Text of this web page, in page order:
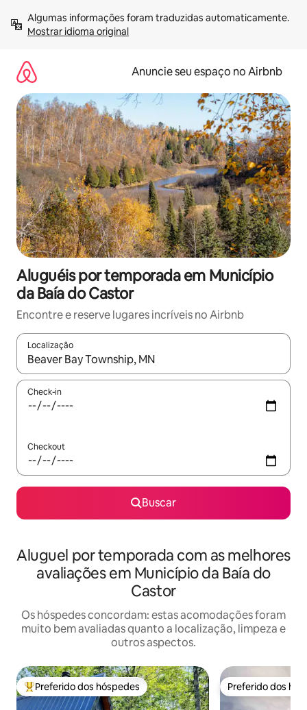
para
Mostrar idioma original
Anuncie seu espaço no Airbnb
Aluguéis por temporada em Município
da Baía do Castor
Encontre e reserve lugares incríveis no Airbnb
Localização
Quando os resultados estiverem disponíveis, explore-os
Check-in
Checkout
Buscar
Aluguel por temporada com as melhores
avaliações em Município da Baía do
Castor
Os hóspedes concordam: estas acomodações foram
muito bem avaliadas quanto a localização, limpeza e
outros aspectos.
Entre os melhores preferidos dos hóspedes
Preferido dos hóspedes Preferido dos
Preferido dos